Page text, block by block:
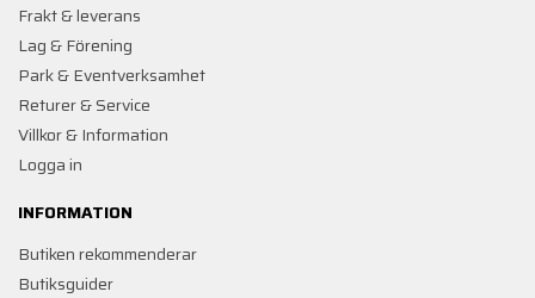
Frakt & leverans
Lag & Förening
Park & Eventverksamhet
Returer & Service
Villkor & Information
Logga in
INFORMATION
Butiken rekommenderar
Butiksguider